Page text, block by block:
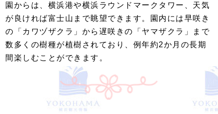
園からは、横浜港や横浜ラウンドマークタワー、天気
が良ければ富士山まで眺望できます。園内には早咲き
の「カワヅザクラ」から遅咲きの「ヤマザクラ」まで
数多くの樹種が植樹されており、例年約2か月の長期
間楽しむことができます。